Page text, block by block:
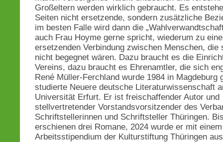
Großeltern werden wirklich gebraucht. Es
Seiten nicht ersetzende, sondern zusätzliche
im besten Falle wird dann die
auch Frau Hoyme gerne spricht, wiederum zu
ersetzenden Verbindung zwischen Menschen, die
nicht begegnet wären. Dazu braucht es die
Vereins, dazu braucht es Ehrenamtler, die sich
René Müller-Ferchland wurde 1984 in Magdeburg
studierte Neuere deutsche Literaturwissenschaft
Universität Erfurt. Er ist freischaffender Autor und
stellvertretender Vorstandsvorsitzender des
Schriftstellerinnen und Schriftsteller Thüringen.
erschienen drei Romane, 2024 wurde er mit
Arbeitsstipendium der Kulturstiftung Thüringen